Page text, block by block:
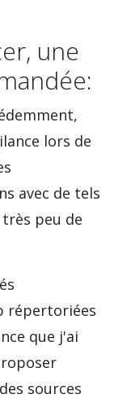
une
lors de
avec de tels
peu de
répertoriées
que j'ai
sources